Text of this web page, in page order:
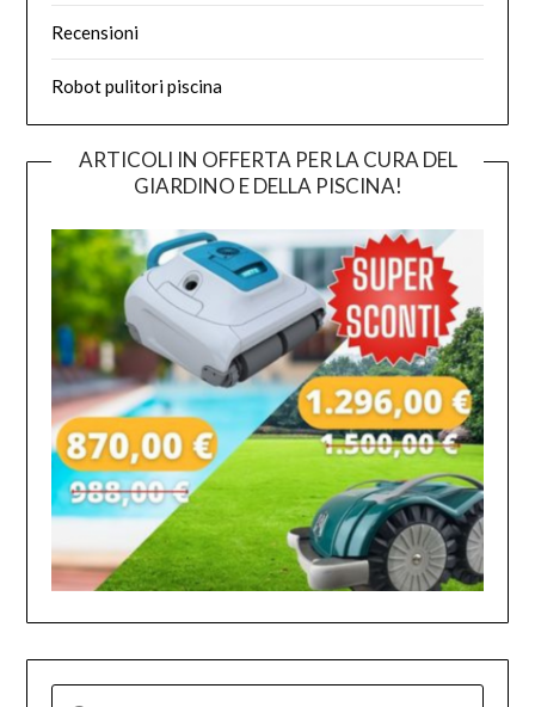
Recensioni
Robot pulitori piscina
ARTICOLI IN OFFERTA PER LA CURA DEL
GIARDINO E DELLA PISCINA!